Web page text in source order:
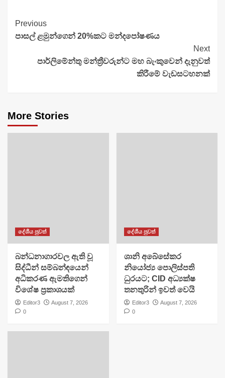
Continue
Reading
Previous
පාසල් ළමුන්ගෙන් 20%කට මන්දපෝෂණය
Next
පාර්ලිමේන්තු මන්ත්‍රීවරුන්ට මහ බැංකුවෙන් දැනුවත්
කිරීමේ වැඩසටහනක්
More Stories
දේශීය පුවත්
බන්ධනාගාරවල ඇති වූ
සිද්ධීන් සම්බන්ඳයෙන්
අධිකරණ ඇමතිගෙන්
විශේෂ ප්‍රකාශයක්
Editor3
August 7, 2026
0
දේශීය පුවත්
ශානි අබේසේකර
නියෝජ්‍ය පොලිස්පති
ධුරයට; CID අධ්‍යක්ෂ
තනතුරින් ඉවත් වෙයි
Editor3
August 7, 2026
0